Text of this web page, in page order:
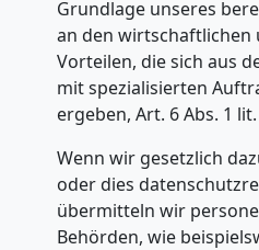
Grundlage unseres
an den wirtschaftlichen
Vorteilen, die sich aus
mit spezialisierten
ergeben, Art. 6 Abs. 1 lit.
Wenn wir gesetzlich
oder dies
übermitteln wir
Behörden, wie
Lagerung
Steyr
Full-
Service-